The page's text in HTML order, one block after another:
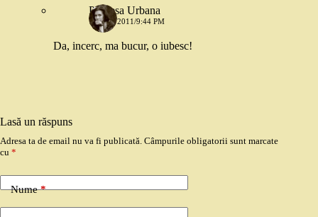
Printesa Urbana
16 MAI 2011/9:44 PM
Da, incerc, ma bucur, o iubesc!
Lasă un răspuns
Adresa ta de email nu va fi publicată. Câmpurile obligatorii sunt marcate
cu *
Nume*